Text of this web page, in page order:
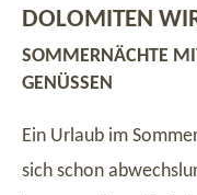
DOLOMITEN
SOMMERNÄCHTE
GENÜSSEN
Ein Urlaub im
sich schon